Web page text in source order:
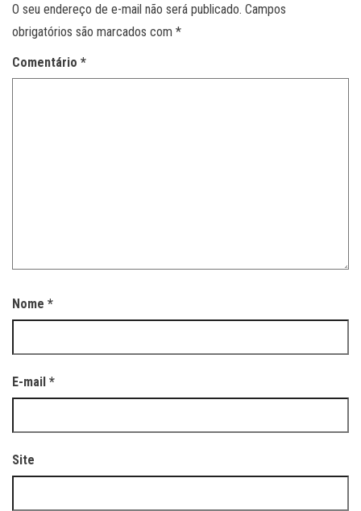
O seu endereço de e-mail não será publicado. Campos
obrigatórios são marcados com *
Comentário *
Nome *
E-mail *
Site